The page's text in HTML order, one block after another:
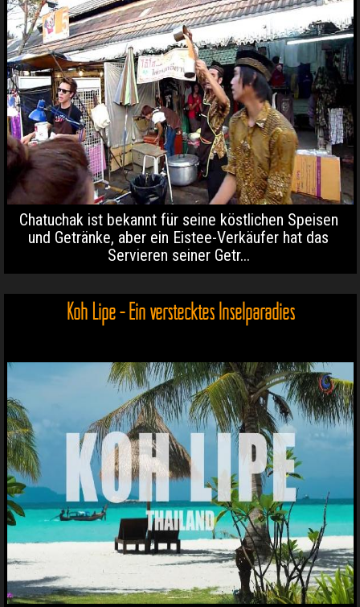
Chatuchak ist bekannt für seine köstlichen Speisen
und Getränke, aber ein Eistee-Verkäufer hat das
Servieren seiner Getr...
Koh Lipe - Ein verstecktes Inselparadies